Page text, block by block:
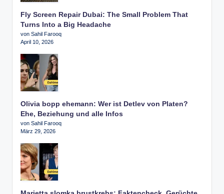
Fly Screen Repair Dubai: The Small Problem That
Turns Into a Big Headache
von Sahil Farooq
April 10, 2026
Olivia bopp ehemann: Wer ist Detlev von Platen?
Ehe, Beziehung und alle Infos
von Sahil Farooq
März 29, 2026